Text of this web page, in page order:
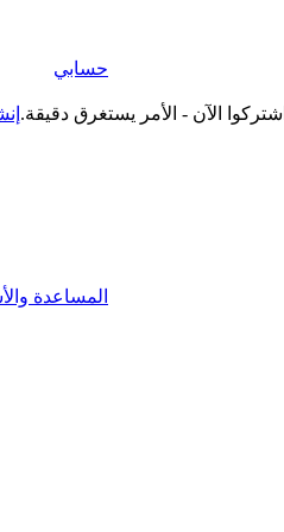
حسابي
اشتركوا الآن - الأمر يستغرق دقيقة.
المساعدة